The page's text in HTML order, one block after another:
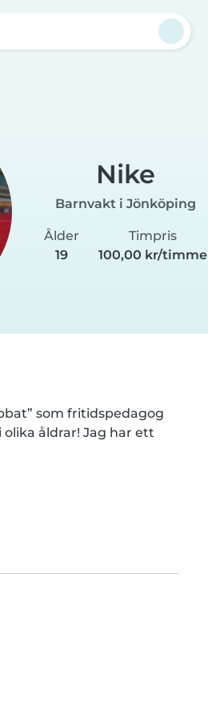
Nike
Barnvakt i Jönköping
Ålder
19
Timpris
100,00 kr/timme
som fritidspedagog
åldrar! Jag har ett